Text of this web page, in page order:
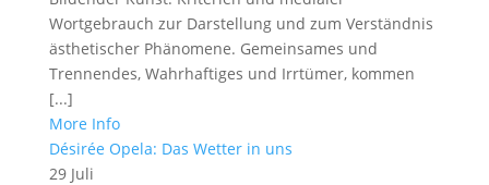
Wortgebrauch zur Darstellung und zum Verständnis
ästhetischer Phänomene. Gemeinsames und
Trennendes, Wahrhaftiges und Irrtümer, kommen
[...]
More Info
Désirée Opela: Das Wetter in uns
29 Juli